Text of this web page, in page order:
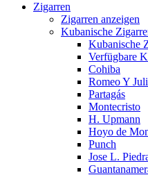
Zigarren
Zigarren anzeigen
Kubanische
Kubanische
Verfügbare
Cohiba
Romeo Y
Partagás
Montecristo
H. Upmann
Hoyo de
Punch
Jose L.